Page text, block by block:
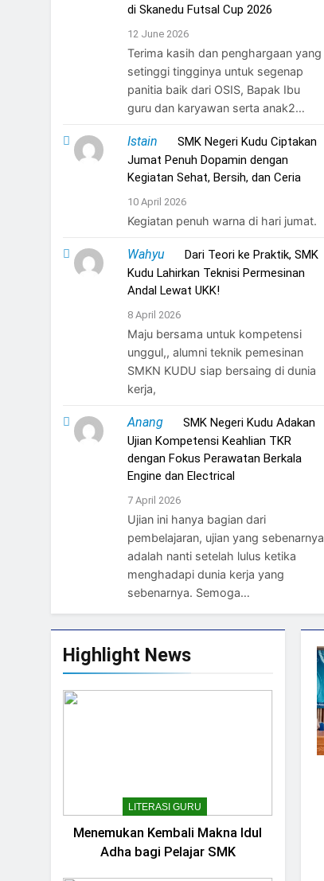
di Skanedu Futsal Cup 2026
12 June 2026
Terima kasih dan penghargaan yang
setinggi tingginya untuk segenap
panitia baik dari OSIS, Bapak Ibu
guru dan karyawan serta anak2…
Istain onSMK Negeri Kudu Ciptakan
Jumat Penuh Dopamin dengan
Kegiatan Sehat, Bersih, dan Ceria
10 April 2026
Kegiatan penuh warna di hari jumat.
Wahyu onDari Teori ke Praktik, SMK
Kudu Lahirkan Teknisi Permesinan
Andal Lewat UKK!
8 April 2026
Maju bersama untuk kompetensi
unggul,, alumni teknik pemesinan
SMKN KUDU siap bersaing di dunia
kerja,
Anang onSMK Negeri Kudu Adakan
Ujian Kompetensi Keahlian TKR
dengan Fokus Perawatan Berkala
Engine dan Electrical
7 April 2026
Ujian ini hanya bagian dari
pembelajaran, ujian yang sebenarnya
adalah nanti setelah lulus ketika
menghadapi dunia kerja yang
sebenarnya. Semoga…
Highlight News
LITERASI GURU
Menemukan Kembali Makna Idul
Adha bagi Pelajar SMK